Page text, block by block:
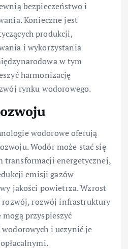
bezpieczeństwo i
Konieczne jest
produkcji,
i wykorzystania
w tym
harmonizację
rynku wodorowego.
wodorowe oferują
Wodór może stać się
transformacji energetycznej,
emisji gazów
jakości powietrza. Wzrost
rozwój infrastruktury
przyspieszyć
i uczynić je